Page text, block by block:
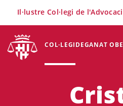
COL·LEGIDEGANAT
Il·lustre Col·legi de